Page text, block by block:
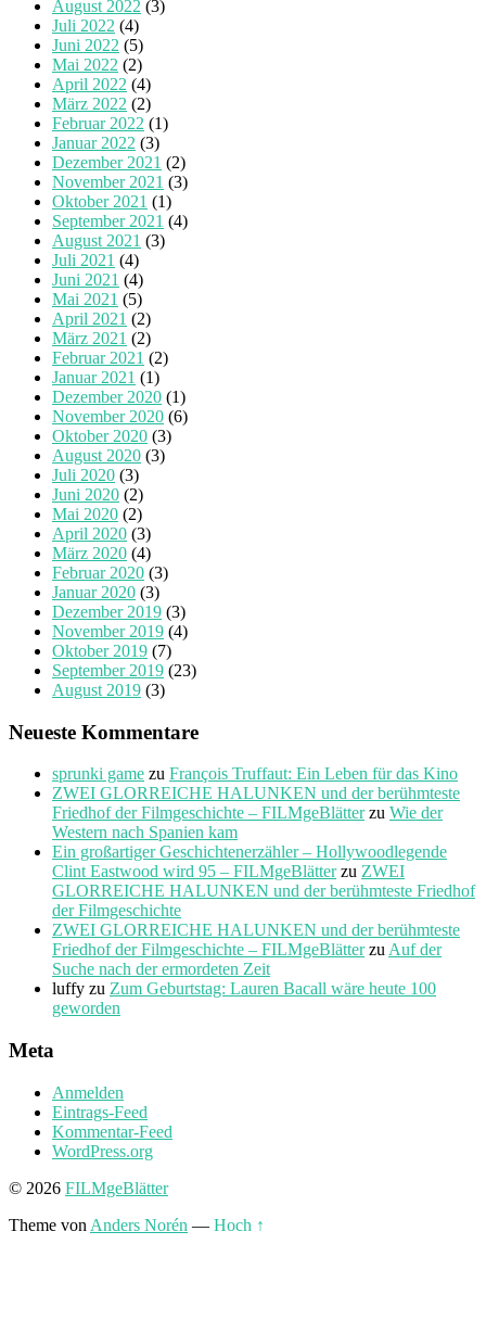
August 2022 (3)
Juli 2022 (4)
Juni 2022 (5)
Mai 2022 (2)
April 2022 (4)
März 2022 (2)
Februar 2022 (1)
Januar 2022 (3)
Dezember 2021 (2)
November 2021 (3)
Oktober 2021 (1)
September 2021 (4)
August 2021 (3)
Juli 2021 (4)
Juni 2021 (4)
Mai 2021 (5)
April 2021 (2)
März 2021 (2)
Februar 2021 (2)
Januar 2021 (1)
Dezember 2020 (1)
November 2020 (6)
Oktober 2020 (3)
August 2020 (3)
Juli 2020 (3)
Juni 2020 (2)
Mai 2020 (2)
April 2020 (3)
März 2020 (4)
Februar 2020 (3)
Januar 2020 (3)
Dezember 2019 (3)
November 2019 (4)
Oktober 2019 (7)
September 2019 (23)
August 2019 (3)
Neueste Kommentare
sprunki game zu François Truffaut: Ein Leben für das Kino
ZWEI GLORREICHE HALUNKEN und der berühmteste
Friedhof der Filmgeschichte – FILMgeBlätterzu Wie der
Western nach Spanien kam
Ein großartiger Geschichtenerzähler – Hollywoodlegende
Clint Eastwood wird 95 – FILMgeBlätterzu ZWEI
GLORREICHE HALUNKEN und der berühmteste Friedhof
der Filmgeschichte
ZWEI GLORREICHE HALUNKEN und der berühmteste
Friedhof der Filmgeschichte – FILMgeBlätterzu Auf der
Suche nach der ermordeten Zeit
luffy zu Zum Geburtstag: Lauren Bacall wäre heute 100
geworden
Meta
Anmelden
Eintrags-Feed
Kommentar-Feed
WordPress.org
© 2026 FILMgeBlätter
Theme von Anders Norén — Hoch ↑